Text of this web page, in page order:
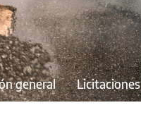
general Licitaciones